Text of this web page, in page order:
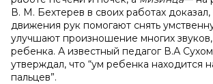
В. М. Бехтерев в своих работах
движения рук помогают снять
улучшают произношение многих
ребенка. А известный педагог В.А
утверждал, что “ум ребенка находится
пальцев”.